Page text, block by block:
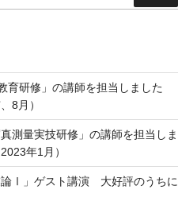
索
育研修」の講師を担当しました
8月）
測量実技研修」の講師を担当しま
年1月）
論Ⅰ」ゲスト講演 大好評のうちに